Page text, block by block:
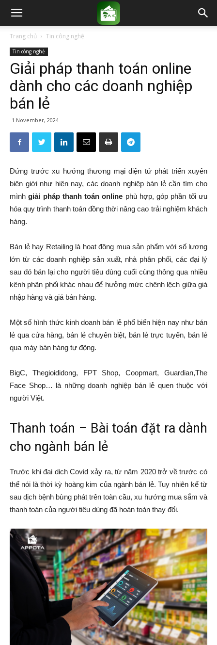
Trang chủ Tin công nghệ
Tin công nghệ
Giải pháp thanh toán online
dành cho các doanh nghiệp
bán lẻ
1 November, 2024
Đứng trước xu hướng thương mại điện tử phát triển xuyên
biên giới như hiện nay, các doanh nghiệp bán lẻ cần tìm cho
mìnhgiải pháp thanh toán online phù hợp, góp phần tối ưu
hóa quy trình thanh toán đồng thời nâng cao trải nghiệm khách
hàng.
Bán lẻ hay Retailing là hoạt động mua sản phẩm với số lượng
lớn từ các doanh nghiệp sản xuất, nhà phân phối, các đại lý
sau đó bán lại cho người tiêu dùng cuối cùng thông qua nhiều
kênh phân phối khác nhau để hưởng mức chênh lệch giữa giá
nhập hàng và giá bán hàng.
Một số hình thức kinh doanh bán lẻ phổ biến hiện nay như bán
lẻ qua cửa hàng, bán lẻ chuyên biệt, bán lẻ trực tuyến, bán lẻ
qua máy bán hàng tự động.
BigC, Thegioididong, FPT Shop, Coopmart, Guardian,The
Face Shop… là những doanh nghiệp bán lẻ quen thuộc với
người Việt.
Thanh toán – Bài toán đặt ra dành
cho ngành bán lẻ
Trước khi đại dịch Covid xảy ra, từ năm 2020 trở về trước có
thể nói là thời kỳ hoàng kim của ngành bán lẻ. Tuy nhiên kể từ
sau dịch bệnh bùng phát trên toàn cầu, xu hướng mua sắm và
thanh toán của người tiêu dùng đã hoàn toàn thay đổi.